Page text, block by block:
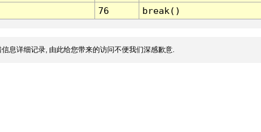
76 break()
息详细记录, 由此给您带来的访问不便我们深感歉意.